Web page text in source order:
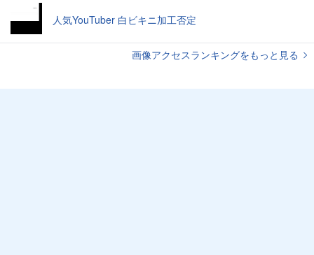
人気YouTuber 白ビキニ加工否定
画像アクセスランキングをもっと見る